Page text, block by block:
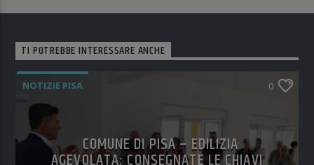
TI POTREBBE INTERESSARE ANCHE
NOTIZIE PISA 0
COMUNE DI PISA – EDILIZIA